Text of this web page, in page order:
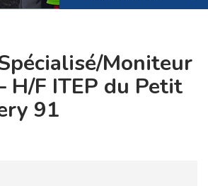
Moniteur
H/F ITEP du Petit
91